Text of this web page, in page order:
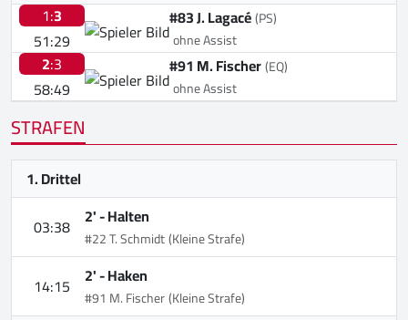
1:3
51:29
#83 J. Lagacé(PS)
ohne Assist
2:3
58:49
#91 M. Fischer(EQ)
ohne Assist
STRAFEN
1. Drittel
03:38 2' -Halten
#22 T. Schmidt(Kleine Strafe)
14:15 2' -Haken
#91 M. Fischer(Kleine Strafe)